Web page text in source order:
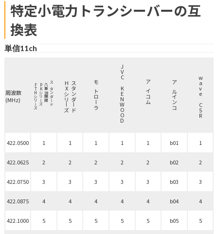
特定小電力トランシーバーの互
換表
単信11ch
周波数
(MHz)
スタンダード
八重洲無線
PKシリーズ
FTHシリーズ スタンダード
HXシリーズ モトローラ JVC KENWOOD アイコム アルインコ wave CSR
422.0500 1 1 1 1 1 b01 1
422.0625 2 2 2 2 2 b02 2
422.0750 3 3 3 3 3 b03 3
422.0875 4 4 4 4 4 b04 4
422.1000 5 5 5 5 5 b05 5